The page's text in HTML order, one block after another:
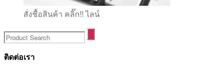
สั่งชื้อสินค้า คลิ๊ก!! ไลน์
ติดต่อเรา